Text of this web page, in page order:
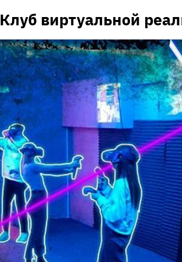
Клуб виртуальной